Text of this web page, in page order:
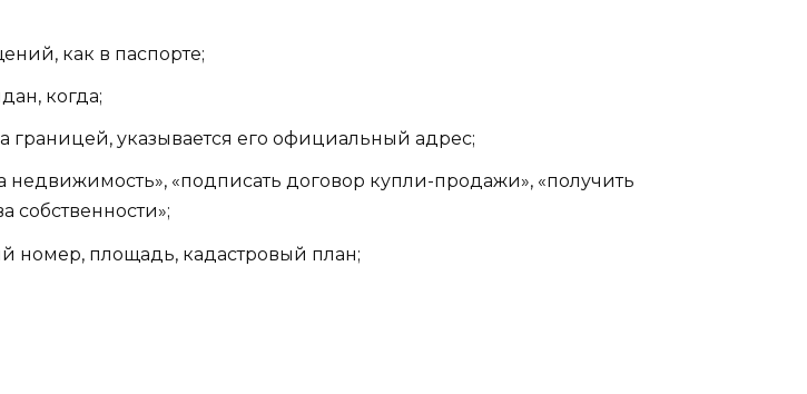
как в паспорте;
когда;
указывается его официальный адрес;
«подписать договор купли-продажи», «получить
собственности»;
номер, площадь, кадастровый план;